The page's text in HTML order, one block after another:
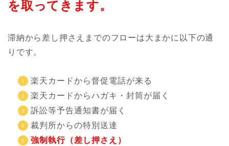
を取ってきます。
滞納から差し押さえまでのフローは大まかに以下の通
りです。
楽天カードから督促電話が来る
楽天カードからハガキ・封筒が届く
訴訟等予告通知書が届く
裁判所からの特別送達
強制執行（差し押さえ）